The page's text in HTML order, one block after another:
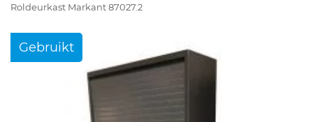
Roldeurkast Markant 87027.2
Gebruikt